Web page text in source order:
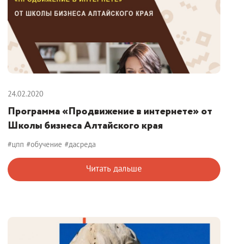
24.02.2020
Программа «Продвижение в интернете» от
Школы бизнеса Алтайского края
#цпп #обучение #дасреда
Читать дальше